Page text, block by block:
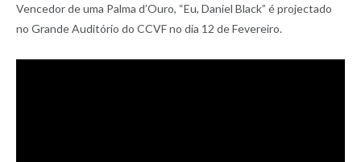
Vencedor de uma Palma d’Ouro, “Eu, Daniel Black” é projectado
no Grande Auditório do CCVF no dia 12 de Fevereiro.